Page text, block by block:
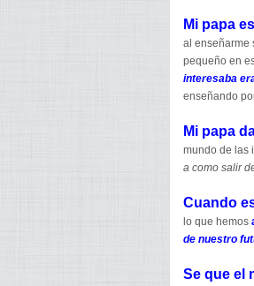
Mi papa
al enseñarme
pequeño en
interesaba
enseñando
Mi papa
mundo de las
a como salir
Cuando
lo que hemos
de nuestro
Se que el